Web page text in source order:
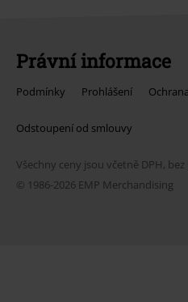
Právní informace
Podmínky Prohlášení
Odstoupení od smlouvy
Všechny ceny jsou včetně DPH, bez
© 1986-2026 EMP Merchandising